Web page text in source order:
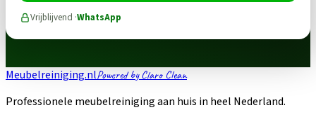
Vrijblijvend ·WhatsApp
Meubelreiniging.nlPowered by Claro Clean
Professionele meubelreiniging aan huis in heel Nederland.